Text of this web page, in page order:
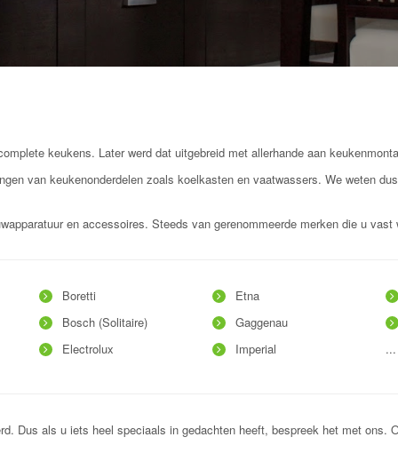
keukens. Later werd dat uitgebreid met allerhande aan
van keukenonderdelen zoals koelkasten en vaatwassers. We weten
en accessoires. Steeds van gerenommeerde merken die u vast
Boretti
Bosch (Solitaire)
Electrolux
Etna
Gaggenau
Imperial
...
Dus als u iets heel speciaals in gedachten heeft, bespreek het met ons.